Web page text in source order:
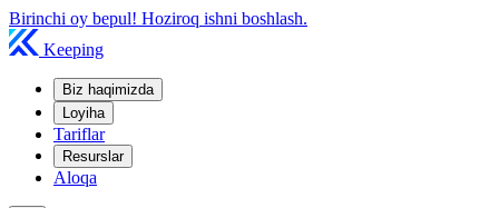
Birinchi oy bepul! Hoziroq ishni boshlash.
Keeping
Biz haqimizda
Loyiha
Tariflar
Resurslar
Aloqa